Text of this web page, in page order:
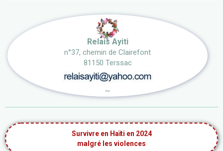
Relais Ayiti
n°37, chemin de Clairefont
81150 Terssac
~
Survivre en Haïti en 2024
malgré les violences